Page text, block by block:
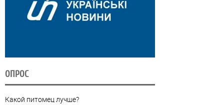
ОПРОС
Какой питомец лучше?